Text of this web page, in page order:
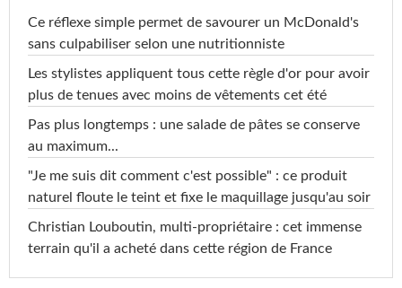
Ce réflexe simple permet de savourer un McDonald's
sans culpabiliser selon une nutritionniste
Les stylistes appliquent tous cette règle d'or pour avoir
plus de tenues avec moins de vêtements cet été
Pas plus longtemps : une salade de pâtes se conserve
au maximum...
"Je me suis dit comment c'est possible" : ce produit
naturel floute le teint et fixe le maquillage jusqu'au soir
Christian Louboutin, multi-propriétaire : cet immense
terrain qu'il a acheté dans cette région de France